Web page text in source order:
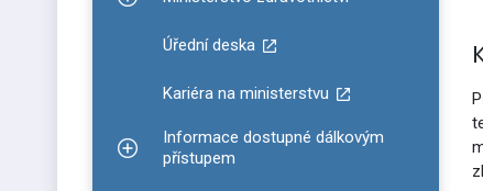
Zobrazit podmenu pro Ministerstvo zdravotnictví
Úřední deska
Kariéra na ministerstvu
Zobrazit podmenu pro Informace dostupné
Informace dostupné dálkovým
přístupem